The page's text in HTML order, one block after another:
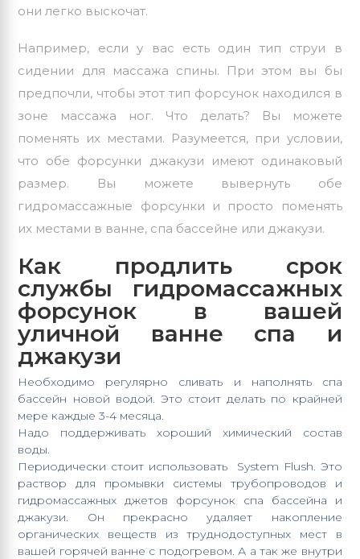
они легко выскочат.
Например, если у вас есть один тип струи в
сидении для массажа спины. При этом вы бы
предпочли, чтобы этот тип форсунок находился в
зоне массажа ног. Что делать? Вы можете
поменять их местами. Разумеется, при условии,
что обе форсунки джакузи имеют одинаковый
размер. Вы можете вывернуть обе
гидромассажные форсунки и просто поменять
их местами в ванне, спа бассейне или джакузи.
Как продлить срок
службы гидромассажных
форсунок в вашей
уличной ванне спа и
джакузи
Необходимо регулярно сливать и наполнять спа
бассейн новой водой. Это стоит делать по крайней
мере каждые 3-4 месяца.
Надо поддерживать хороший химический состав
воды.
Периодически стоит использовать System Flush. Это
раствор для промывки системы трубопроводов и
гидромассажных джетов форсунок спа бассейна и
джакузи. Он прекрасно удаляет накопление
органических веществ из труднодоступных мест в
вашей горячей ванне с подогревом. А а так же внутри